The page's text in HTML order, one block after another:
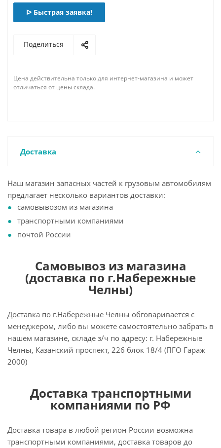
ᐅ Быстрая заявка!
Поделиться
Цена действительна только для интернет-магазина и может
отличаться от цены склада.
Доставка
Наш магазин запасных частей к грузовым автомобилям
предлагает несколько вариантов доставки:
самовывозом из магазина
транспортными компаниями
почтой России
Самовывоз из магазина
(доставка по г.Набережные
Челны)
Доставка по г.Набережные Челны обговаривается с
менеджером, либо вы можете самостоятельно забрать в
нашем магазине, складе з/ч по адресу: г. Набережные
Челны, Казанский проспект, 226 блок 18/4 (ПГО Гараж
2000)
Доставка транспортными
компаниями по РФ
Доставка товара в любой регион России возможна
транспортными компаниями, доставка товаров до